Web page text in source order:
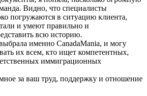
Видно, что специалисты
погружаются в ситуацию клиента,
и умеют правильно и
всю историю.
именно CanadaMania, и могу
их всем, кто ищет компетентных,
иммиграционных
за ваш труд, поддержку и отношение